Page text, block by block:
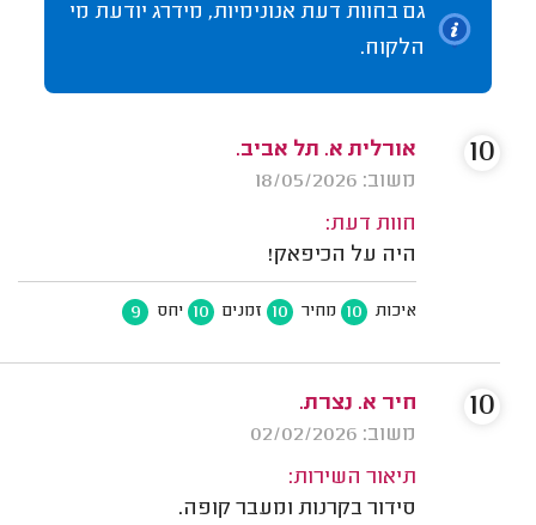
גם בחוות דעת אנונימיות, מידרג יודעת מי
הלקוח.
אורלית א. תל אביב.
משוב: 18/05/2026
חוות דעת:
היה על הכיפאק!
איכות 10 מחיר 10 זמנים 10 יחס 9
10
חיר א. נצרת.
משוב: 02/02/2026
תיאור השירות:
סידור בקרנות ומעבר קופה.
10